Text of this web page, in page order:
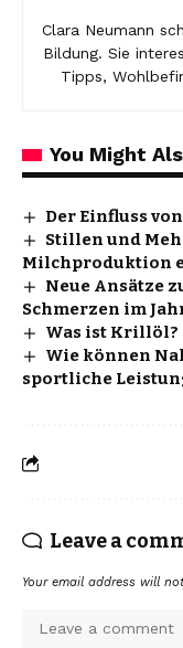
Clara Neumann
Bildung. Sie
Tipps,
You Might
Der Einfluss
Stillen und
Milchproduktion
Neue Ansätze
Schmerzen im
Was ist Krillöl?
Wie können
sportliche
Leave a
Your email address will